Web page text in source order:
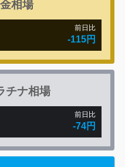
金相場
前日比
-115円
チナ相場
前日比
-74円